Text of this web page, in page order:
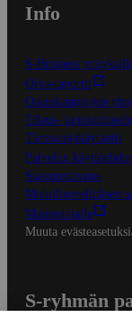
Info
S-Business
Oiva-raportit
Osuuskauppojen
Tilaus- ja
Tietosuojakäytäntö
Palvelun käyttöehdot
Saavutettavuus
Mobiilisovelluksen
Mainostajalle
Muuta
S-ryhmän